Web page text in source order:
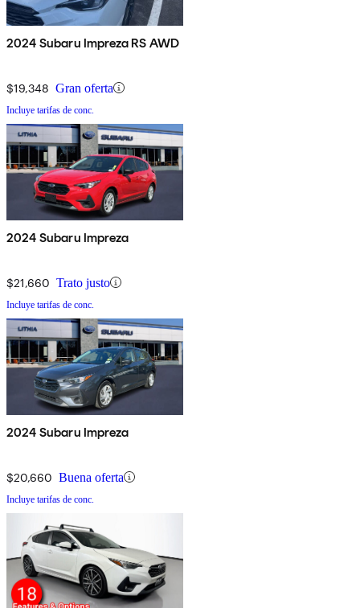
2024 Subaru Impreza RS AWD
$19,348 Gran oferta
Incluye tarifas de conc.
2024 Subaru Impreza
$21,660 Trato justo
Incluye tarifas de conc.
2024 Subaru Impreza
$20,660 Buena oferta
Incluye tarifas de conc.